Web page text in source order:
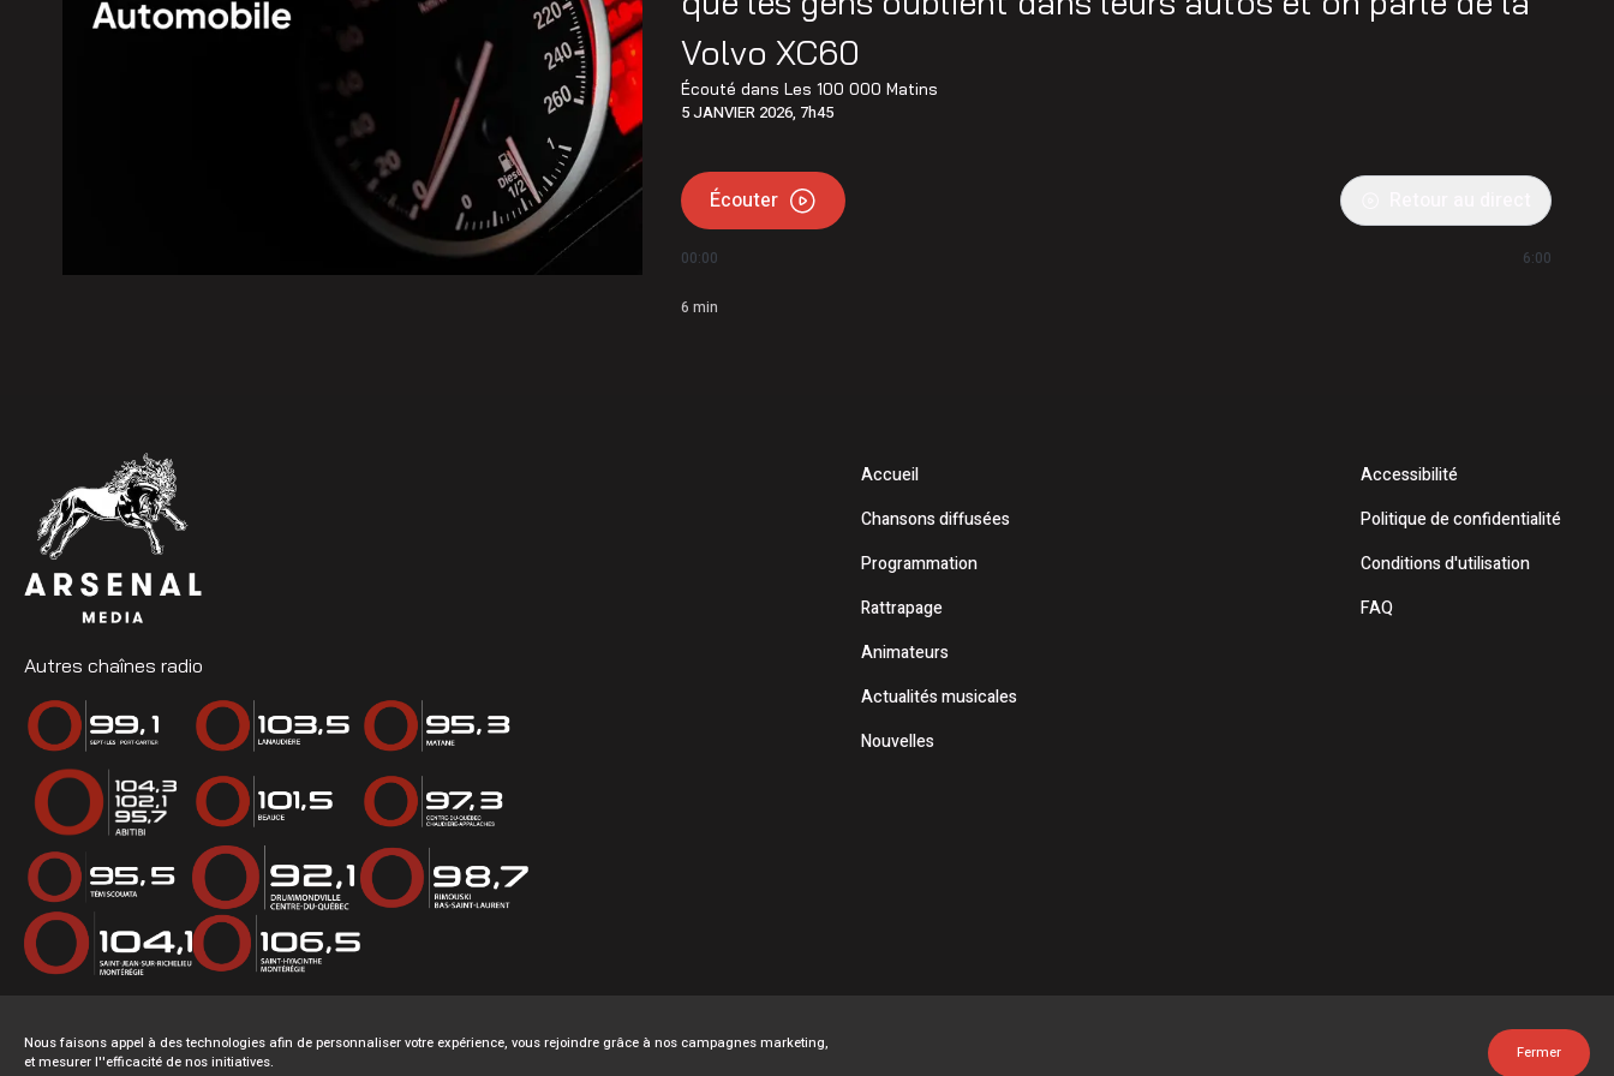
6 août 2026|Les Bourses Objectif Retour remettent 15 250$ à 12 Latuquois
CNA | Constant Awashish et Dave Petiquay ont déposé leur candidature pour le poste de
Volvo XC60
Écouté dansLes 100 000 Matins
5 JANVIER 2026, 7h45
Écouter
00:00 6:00
6 min
Autres chaînes radio
Accueil
Chansons diffusées
Programmation
Rattrapage
Animateurs
Actualités musicales
Nouvelles
Accessibilité
Politique de confidentialité
Conditions d'utilisation
FAQ
Nous faisons appel à des technologies afin de personnaliser votre expérience, vous rejoindre grâce à nos campagnes marketing,
et mesurer l''efficacité de nos initiatives.
Fermer